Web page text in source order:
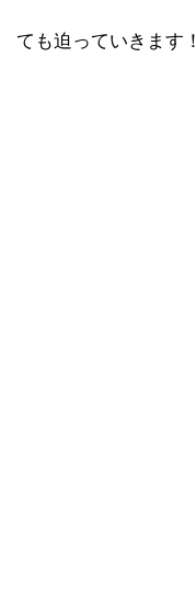
ても迫っていきます！